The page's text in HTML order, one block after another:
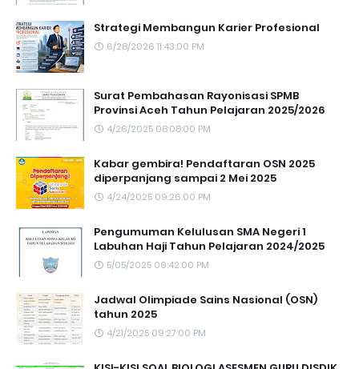
Strategi Membangun Karier Profesional
6/28/2026 11:43:00 PM
Surat Pembahasan Rayonisasi SPMB
Provinsi Aceh Tahun Pelajaran 2025/2026
4/26/2025 08:08:00 PM
Kabar gembira! Pendaftaran OSN 2025
diperpanjang sampai 2 Mei 2025
4/24/2025 09:26:00 PM
Pengumuman Kelulusan SMA Negeri 1
Labuhan Haji Tahun Pelajaran 2024/2025
5/05/2025 09:42:00 PM
Jadwal Olimpiade Sains Nasional (OSN)
tahun 2025
4/21/2025 09:27:00 PM